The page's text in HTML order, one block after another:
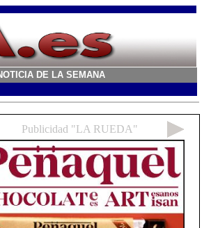
DE LA SEMANA